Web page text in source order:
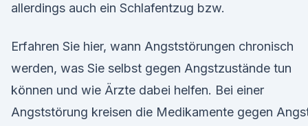
allerdings auch ein Schlafentzug bzw.
Erfahren Sie hier, wann Angststörungen chronisch
werden, was Sie selbst gegen Angstzustände tun
können und wie Ärzte dabei helfen. Bei einer
Angststörung kreisen die Medikamente gegen